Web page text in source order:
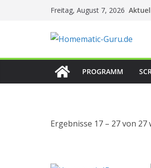
Freitag, August 7, 2026
PROGRAMM
Ergebnisse 17 – 27 von